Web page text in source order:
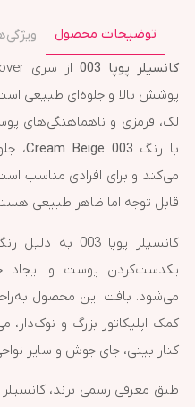
توضیحات محصول
کانسیلر پوپا 003
پوشش بالا و جلوه‌ای طبیعی
لک، قرمزی و ناهماهنگی‌های
با رنگ 003 Cream Beige
،
می‌کند و برای افرادی مناسب
قابل توجه اما ظاهر طبیعی
کانسیلر پوپا
یکدست‌کردن پوست و ایجاد
می‌شود. بافت این محصول
کمک اپلیکاتور بزرگ و
کنار بینی، جای جوش و سایر